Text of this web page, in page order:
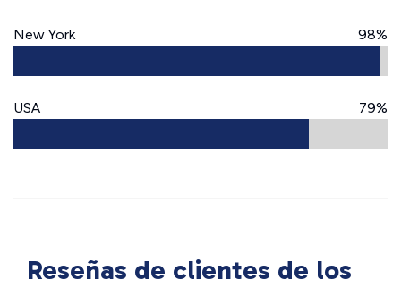
New York 98%
USA 79%
Reseñas de clientes de los